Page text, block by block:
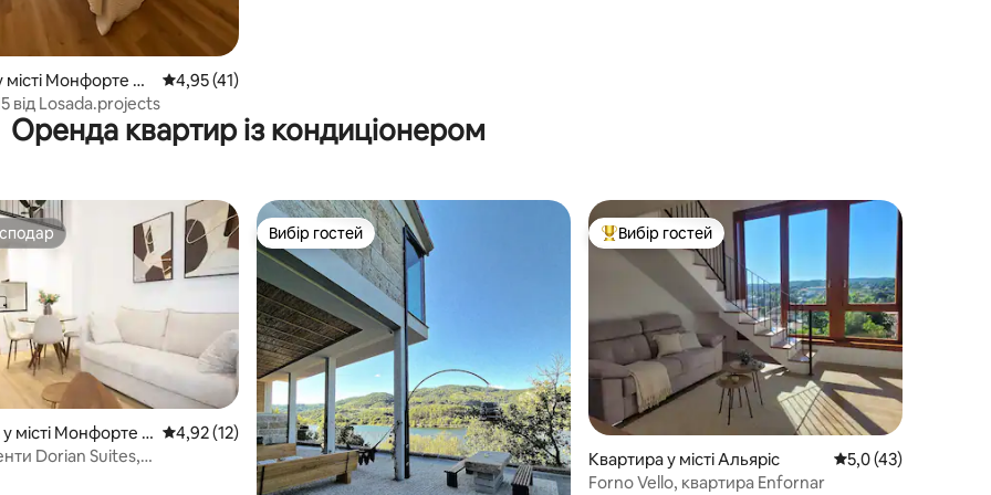
Монфорте де
Середня оцінка: 4,95 з 5, відгуки: 41
4,95 (41)
від Losada.projects
Оренда квартир із кондиціонером
248
місті Монфорте д Середня оцінка: 4,92 з 5, відгуки: 12
4,92 (12)
Dorian Suites,
Вибір гостей
Вибір гостей Топ вибір гостей
Вибір гостей
Квартира у місті Альяріс Середня оцінка: 5,0
5,0 (43)
Forno Vello, квартира Enfornar